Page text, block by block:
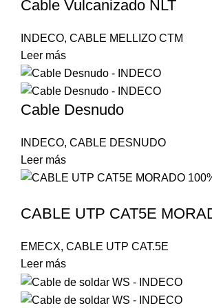
Cable Vulcanizado NLT
INDECO, CABLE MELLIZO CTM
Leer más
Cable Desnudo
INDECO, CABLE DESNUDO
Leer más
CABLE UTP CAT5E
EMECX, CABLE UTP CAT.5E
Leer más